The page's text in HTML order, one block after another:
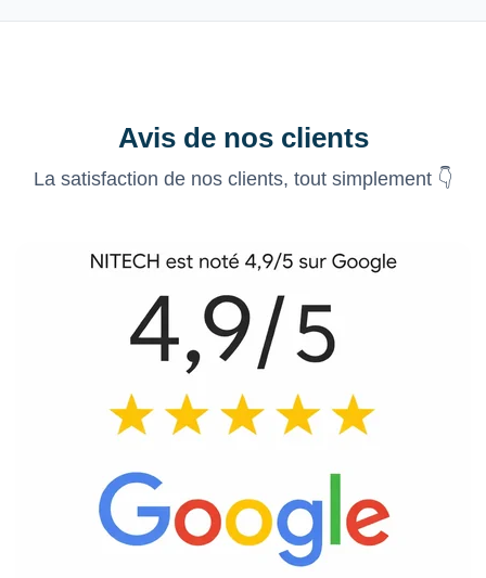
Avis de nos clients
La satisfaction de nos clients, tout simplement 👇